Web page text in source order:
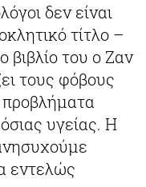
δεν είναι
τίτλο –
βιβλίο του ο Ζαν
τους φόβους
προβλήματα
υγείας. Η
εντελώς